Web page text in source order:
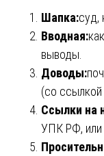
Шапка:суд,
Вводная:
выводы.
Доводы:
(со ссылкой
Ссылки на
УПК РФ, или